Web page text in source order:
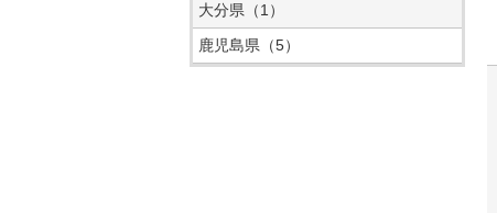
大分県 （1）
鹿児島県 （5）